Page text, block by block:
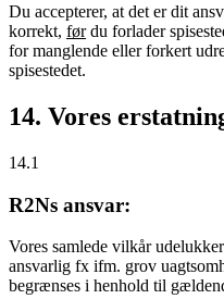
Du accepterer, at det er dit
korrekt, førdu forlader
for manglende eller forkert
spisestedet.
14. Vores
14.1
R2Ns ansvar:
Vores samlede vilkår
ansvarlig fx ifm. grov
begrænses i henhold til